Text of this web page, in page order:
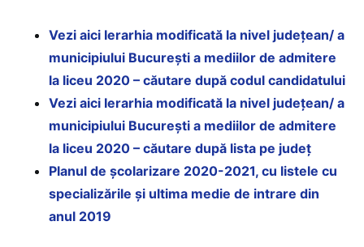
Vezi aici Ierarhia modificată la nivel județean/ a
municipiului Bucureşti a mediilor de admitere
la liceu 2020 – căutare după codul candidatului
Vezi aici Ierarhia modificată la nivel județean/ a
municipiului Bucureşti a mediilor de admitere
la liceu 2020 – căutare după lista pe județ
Planul de şcolarizare 2020-2021, cu listele cu
specializările și ultima medie de intrare din
anul 2019